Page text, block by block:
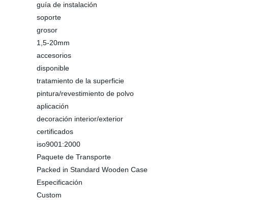
guía de instalación
soporte
grosor
1,5-20mm
accesorios
disponible
tratamiento de la superficie
pintura/revestimiento de polvo
aplicación
decoración interior/exterior
certificados
iso9001:2000
Paquete de Transporte
Packed in Standard Wooden Case
Especificación
Custom